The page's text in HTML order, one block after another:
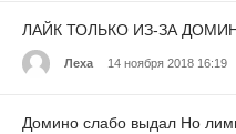
ЛАЙК ТОЛЬКО ИЗ-ЗА
Леха 14 ноября 2018 16:19
Домино слабо выдал Но